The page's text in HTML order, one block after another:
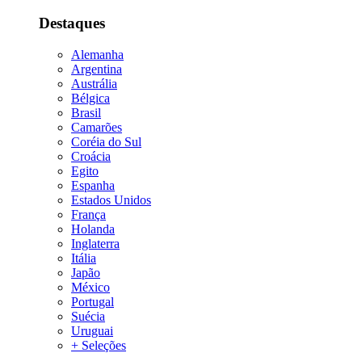
Destaques
Alemanha
Argentina
Austrália
Bélgica
Brasil
Camarões
Coréia do Sul
Croácia
Egito
Espanha
Estados Unidos
França
Holanda
Inglaterra
Itália
Japão
México
Portugal
Suécia
Uruguai
+ Seleções